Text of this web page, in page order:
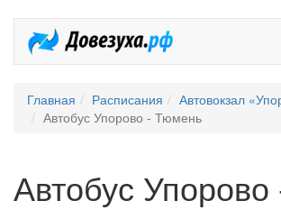
Главная Расписания
Автовокзал
Автобус Упорово - Тюмень
Автобус Упорово